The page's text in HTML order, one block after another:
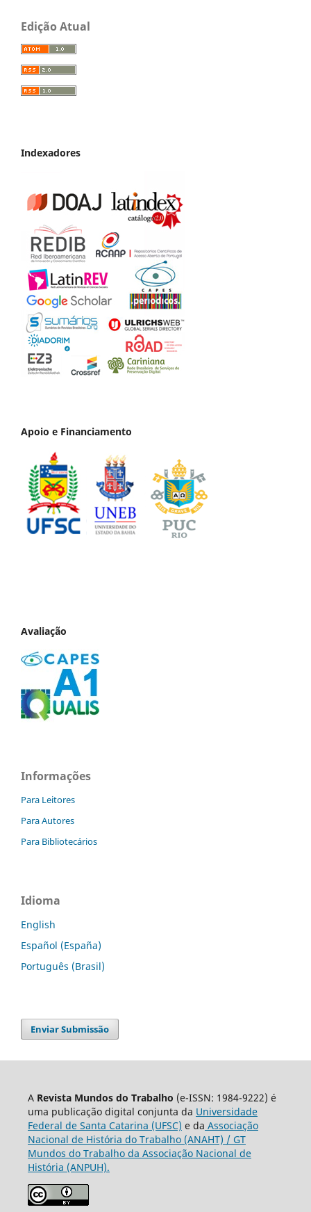
Edição Atual
Indexadores
Apoio e Financiamento
Avaliação
Informações
Para Leitores
Para Autores
Para Bibliotecários
Idioma
English
Español (España)
Português (Brasil)
Enviar Submissão
A Revista Mundos do Trabalho (e-ISSN: 1984-9222) é
uma publicação digital conjunta da Universidade
Federal de Santa Catarina (UFSC) e da Associação
Nacional de História do Trabalho (ANAHT) / GT
Mundos do Trabalho da Associação Nacional de
História (ANPUH).